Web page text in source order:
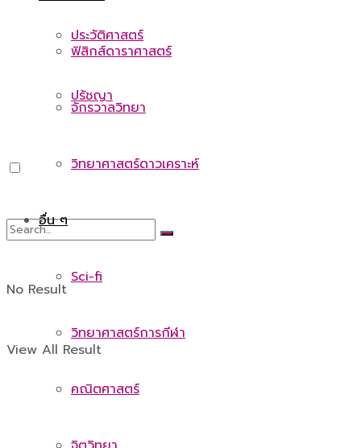
ประวัติศาสตร์
ปรัชญา
No Result
View All Result
ฟิสิกส์ดาราศาสตร์
จักรวาลวิทยา
วิทยาศาสตร์ดาวเคราะห์
อื่น ๆ
Sci-fi
วิทยาศาสตร์การกีฬา
คณิตศาสตร์